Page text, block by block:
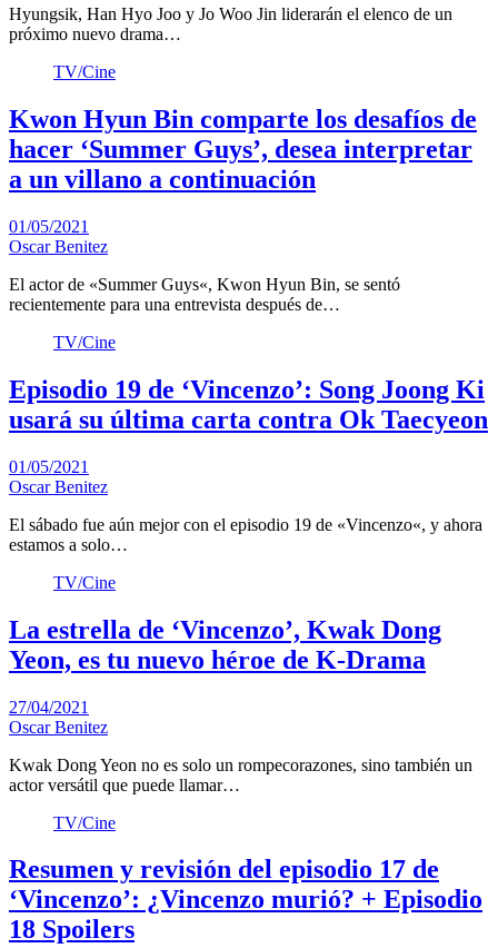
Hyungsik, Han Hyo Joo y Jo Woo Jin liderarán el elenco de un
próximo nuevo drama…
TV/Cine
Kwon Hyun Bin comparte los desafíos de
hacer ‘Summer Guys’, desea interpretar
a un villano a continuación
01/05/2021
Oscar Benitez
El actor de «Summer Guys«, Kwon Hyun Bin, se sentó
recientemente para una entrevista después de…
TV/Cine
Episodio 19 de ‘Vincenzo’: Song Joong Ki
usará su última carta contra Ok Taecyeon
01/05/2021
Oscar Benitez
El sábado fue aún mejor con el episodio 19 de «Vincenzo«, y ahora
estamos a solo…
TV/Cine
La estrella de ‘Vincenzo’, Kwak Dong
Yeon, es tu nuevo héroe de K-Drama
27/04/2021
Oscar Benitez
Kwak Dong Yeon no es solo un rompecorazones, sino también un
actor versátil que puede llamar…
TV/Cine
Resumen y revisión del episodio 17 de
‘Vincenzo’: ¿Vincenzo murió? + Episodio
18 Spoilers